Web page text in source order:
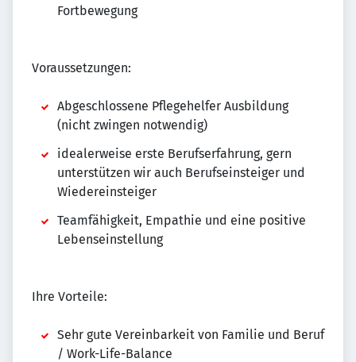
Fortbewegung
Voraussetzungen:
Abgeschlossene Pflegehelfer Ausbildung
(nicht zwingen notwendig)
idealerweise erste Berufserfahrung, gern
unterstützen wir auch Berufseinsteiger und
Wiedereinsteiger
Teamfähigkeit, Empathie und eine positive
Lebenseinstellung
Ihre Vorteile:
Sehr gute Vereinbarkeit von Familie und Beruf
/ Work-Life-Balance